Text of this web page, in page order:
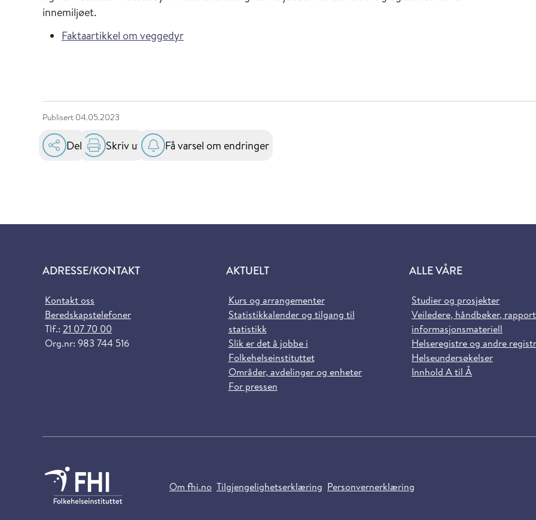
innemiljøet.
Faktaartikkel om veggedyr
Publisert 04.05.2023
Del Skriv ut Få varsel om endringer
ADRESSE/KONTAKT
Kontakt oss
Beredskapstelefoner
Tlf.: 21 07 70 00
Org.nr: 983 744 516
AKTUELT
Kurs og arrangementer
Statistikkalender og tilgang til
statistikk
Slik er det å jobbe i
Folkehelseinstituttet
Områder, avdelinger og enheter
For pressen
ALLE VÅRE
Studier og prosjekter
Veiledere, håndbøker,
informasjonsmateriell
Helseregistre og andre
Helseundersøkelser
Innhold A til Å
Om fhi.no Tilgjengelighetserklæring Personvernerklæring